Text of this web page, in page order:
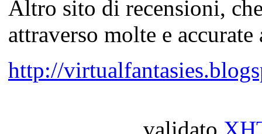
Altro sito di recensioni,
attraverso molte e accurate
http://
validato